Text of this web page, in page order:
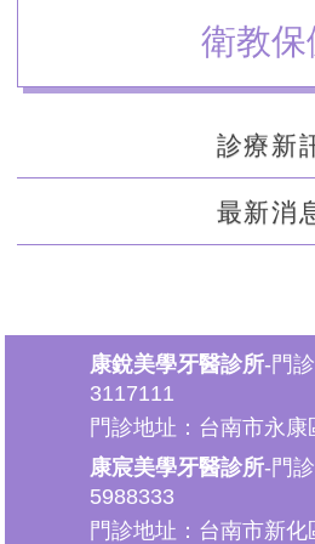
衛教保
診療新
最新消
康銳美學牙醫診所-門
3117111
門診地址：台南市永
康宸美學牙醫診所-門
5988333
門診地址：台南市新